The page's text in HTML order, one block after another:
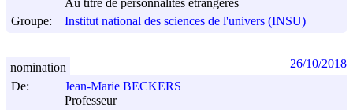
Au titre de personnalités étrangères
Groupe:
Institut national des sciences de l'univers (INSU)
De:
Jean-Marie BECKERS
Professeur
nomination 26/10/2018